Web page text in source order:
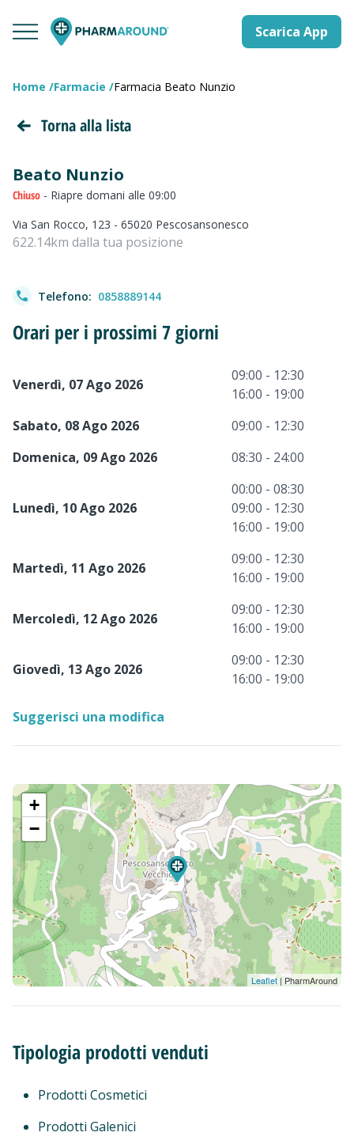
Scarica App
Home Farmacie Farmacia Beato Nunzio
Torna alla lista
Beato Nunzio
Chiuso - Riapre domani alle 09:00
Via San Rocco, 123 - 65020 Pescosansonesco
622.14km dalla tua posizione
Telefono: 0858889144
Orari per i prossimi 7 giorni
Venerdì, 07 Ago 2026
09:00 - 12:30
16:00 - 19:00
Sabato, 08 Ago 2026
09:00 - 12:30
Domenica, 09 Ago 2026
08:30 - 24:00
Lunedì, 10 Ago 2026
00:00 - 08:30
09:00 - 12:30
16:00 - 19:00
Martedì, 11 Ago 2026
09:00 - 12:30
16:00 - 19:00
Mercoledì, 12 Ago 2026
09:00 - 12:30
16:00 - 19:00
Giovedì, 13 Ago 2026
09:00 - 12:30
16:00 - 19:00
Suggerisci una modifica
+
−
Leaflet | PharmAround
Tipologia prodotti venduti
Prodotti Cosmetici
Prodotti Galenici